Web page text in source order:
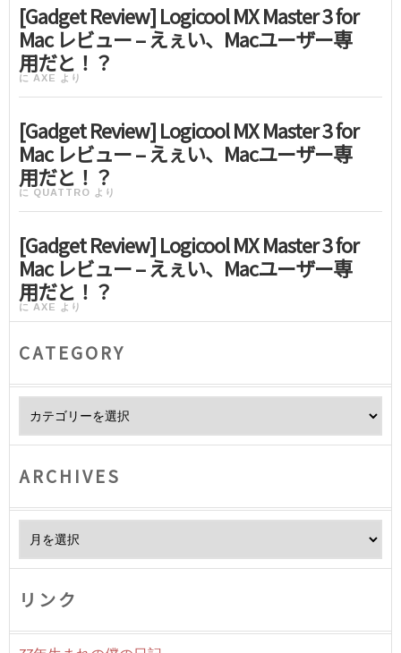
[Gadget Review] Logicool MX Master 3 for
Mac レビュー – えぇい、Macユーザー専
用だと！？
に AXE より
[Gadget Review] Logicool MX Master 3 for
Mac レビュー – えぇい、Macユーザー専
用だと！？
に QUATTRO より
[Gadget Review] Logicool MX Master 3 for
Mac レビュー – えぇい、Macユーザー専
用だと！？
に AXE より
CATEGORY
ARCHIVES
リンク